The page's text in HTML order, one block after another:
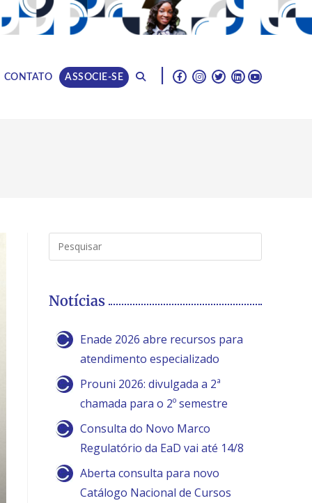
|
CONTATO ASSOCIE-SE
Notícias
Enade 2026 abre recursos para
atendimento especializado
Prouni 2026: divulgada a 2ª
chamada para o 2º semestre
Consulta do Novo Marco
Regulatório da EaD vai até 14/8
Aberta consulta para novo
Catálogo Nacional de Cursos